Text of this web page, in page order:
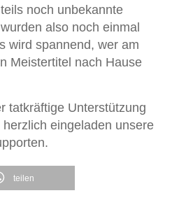
noch unbekannte
also noch einmal
wird spannend, wer am
Meistertitel nach Hause
tatkräftige Unterstützung
eingeladen unsere
teilen